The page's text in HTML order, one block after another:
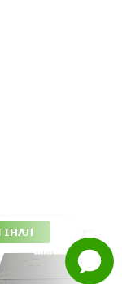
Задати
питання